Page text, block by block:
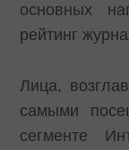
основных
рейтинг
Лица,
самыми
сегменте